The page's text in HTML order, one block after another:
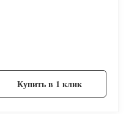
Купить в 1 клик